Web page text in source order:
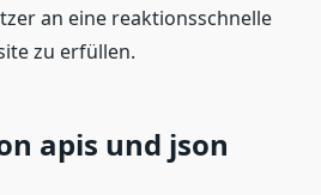
an eine reaktionsschnelle
zu erfüllen.
apis und json